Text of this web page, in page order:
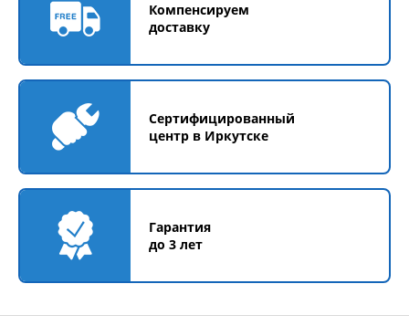
Компенсируем
доставку
Сертифицированный
центр в Иркутске
Гарантия
до 3 лет